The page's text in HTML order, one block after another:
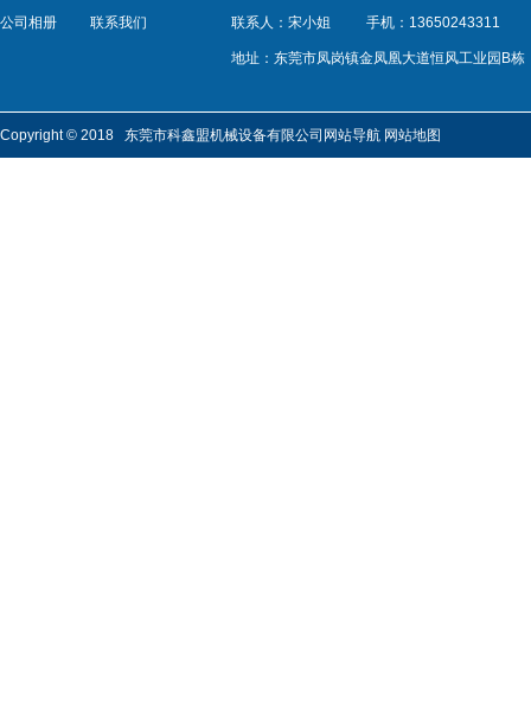
公司相册 联系我们 联系人：宋小姐 手机：13650243311
地址：东莞市凤岗镇金凤凰大道恒风工业园B栋
Copyright © 2018 东莞市科鑫盟机械设备有限公司 网站导航 网站地图